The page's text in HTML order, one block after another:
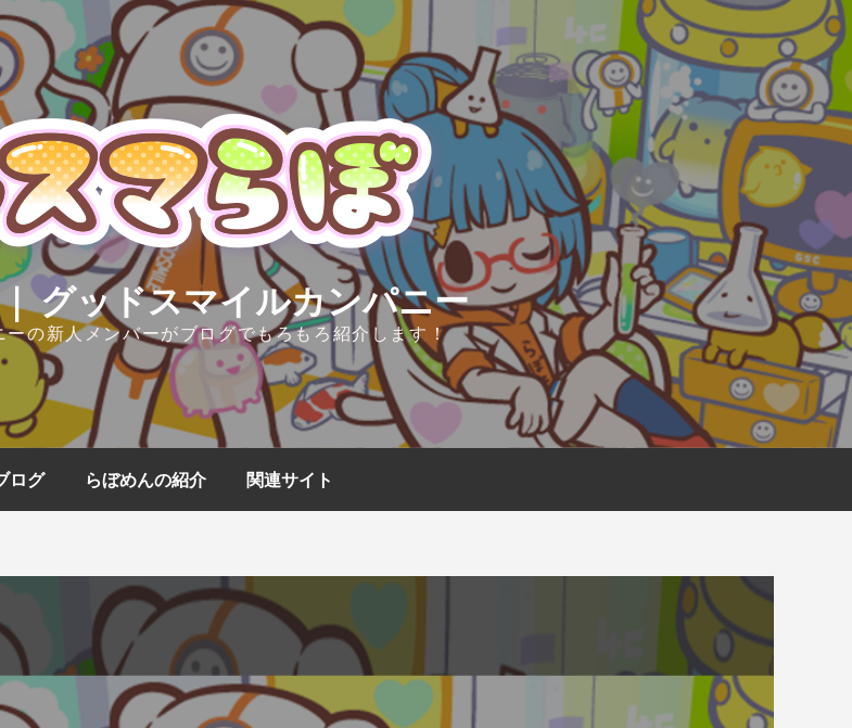
グッドスマイルカンパニー
ーの新人メンバーがブログでもろもろ紹介します！
ログ らぼめんの紹介 関連サイト